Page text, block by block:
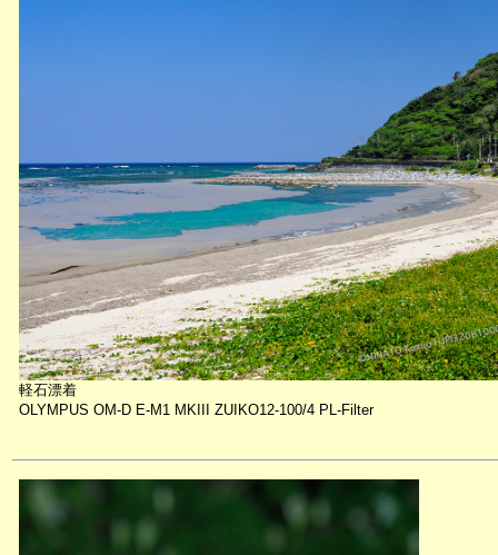
軽石漂着
OLYMPUS OM-D E-M1 MKIII ZUIKO12-100/4 PL-Filter